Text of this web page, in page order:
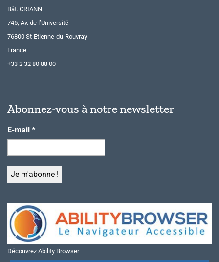
Bât. CRIANN
745, Av. de l’Université
76800 St-Etienne-du-Rouvray
France
+33 2 32 80 88 00
Abonnez-vous à notre newsletter
E-mail *
Découvrez Ability Browser